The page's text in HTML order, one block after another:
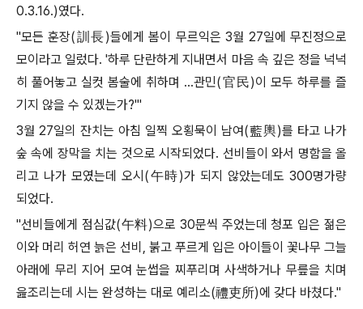
0.3.16.)였다.
"모든 훈장(訓長)들에게 봄이 무르익은3월 27일에 무진정으로
모이라고 일렀다. '하루 단란하게 지내면서 마음 속 깊은 정을 넉넉
히 풀어놓고 실컷 봄술에 취하며 …관민(官民)이 모두 하루를 즐
기지 않을 수 있겠는가?'"
3월 27일의 잔치는 아침 일찍 오횡묵이 남여 (藍輿)를 타고 나가
숲 속에 장막을 치는 것으로 시작되었다. 선비들이 와서 명함을 올
리고 나가 모였는데 오시 (午時)가 되지 않았는데도300명가량
되었다.
"선비들에게 점심값(午料)으로 30문씩 주었는데 청포 입은 젊은
이와 머리 허연 늙은 선비 , 붉고 푸르게 입은 아이들이 꽃나무 그늘
아래에 무리 지어 모여 눈썹을 찌푸리며 사색하거나 무릎을 치며
읊조리는데 시는 완성하는 대로 예리소(禮吏所)에 갖다 바쳤다."